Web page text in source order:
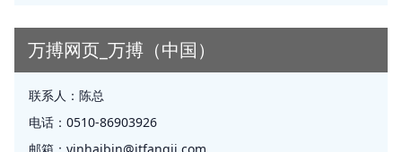
万搏网页_万搏（中国）
联系人： 陈总
电话： 0510-86903926